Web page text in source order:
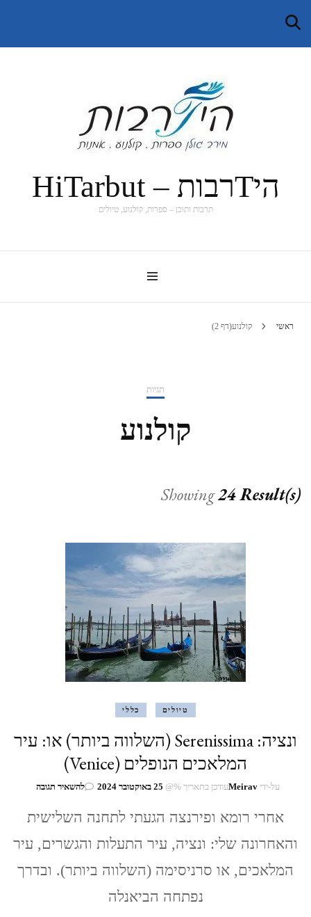
היTרבות – HiTarbut
תרבות ותוכן – ספרות, קולנוע, טיולים
ראשי קולנוע(דף 2)
תגיות
קולנוע
Showing24 Result(s)
טיולים כללי
ונציה: Serenissima (השלווה ביותר) או: עיר
המלאכים הנופלים (Venice)
על-ידיMeiravעודכן בתאריך %@ 25 באוקטובר 2024 להשאיר תגובהבנושא
ביותר)
עיר
אחרי רומא ופירנצה הגעתי לתחנה השלישית
והאחרונה שלי: ונציה, עיר התעלות והגשרים, עיר
המלאכים, או סרניסימה (השלווה ביותר). ובדרך
נפתחה הביאנלה